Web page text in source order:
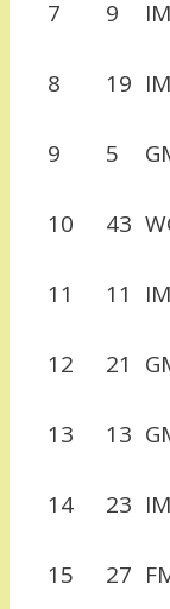
7 9 IM
8 19 IM
9 5
10 43
11 11 IM
12 21
13 13
14 23 IM
15 27